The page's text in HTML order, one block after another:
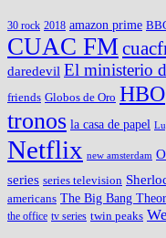
30 rock 2018 amazon prime
CUAC FM
daredevil El ministerio
friends Globos de Oro HBO
tronos la casa de papel
Netflix new amsterdam
series series television
americans The Big Bang
the office tv series twin peaks